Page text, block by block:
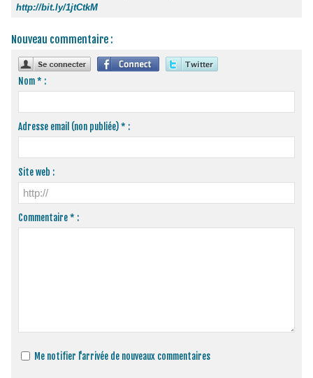
http://bit.ly/1jtCtkM
Nouveau commentaire :
Nom * :
Adresse email (non publiée) * :
Site web :
Commentaire * :
Me notifier l'arrivée de nouveaux commentaires